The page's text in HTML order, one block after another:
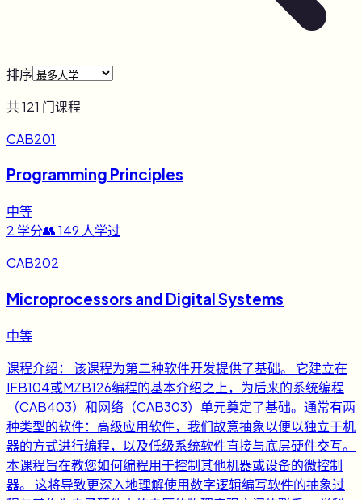
排序
共121 门课程
CAB201
Programming Principles
中等
2 学分👥149 人学过
CAB202
Microprocessors and Digital Systems
中等
课程介绍： 该课程为第二种软件开发提供了基础。 它建立在
IFB104或MZB126编程的基本介绍之上，为后来的系统编程
（CAB403）和网络（CAB303）单元奠定了基础。通常有两
种类型的软件：高级应用软件，我们故意抽象以便以独立于机
器的方式进行编程，以及低级系统软件直接与底层硬件交互。
本课程旨在教您如何编程用于控制其他机器或设备的微控制
器。 这将导致更深入地理解使用数字逻辑编写软件的抽象过